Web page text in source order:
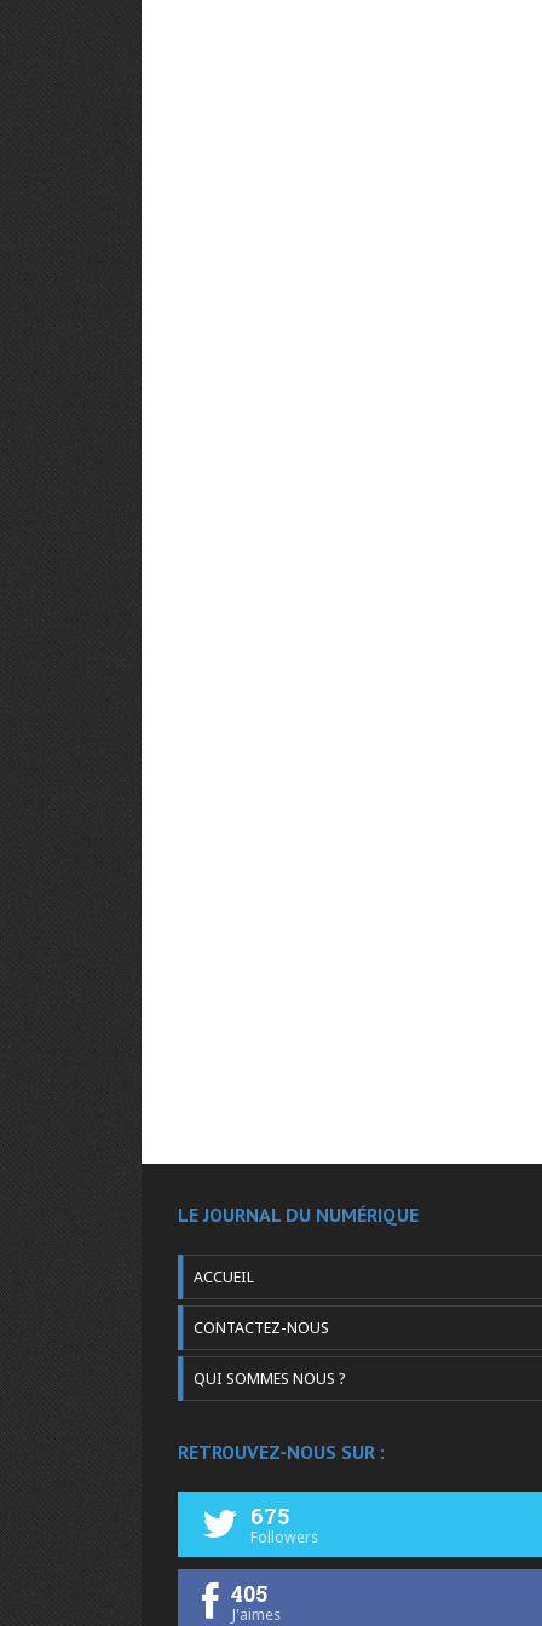
LE JOURNAL DU NUMÉRIQUE
ACCUEIL
CONTACTEZ-NOUS
QUI SOMMES NOUS ?
RETROUVEZ-NOUS SUR :
675
Followers
405
J'aimes